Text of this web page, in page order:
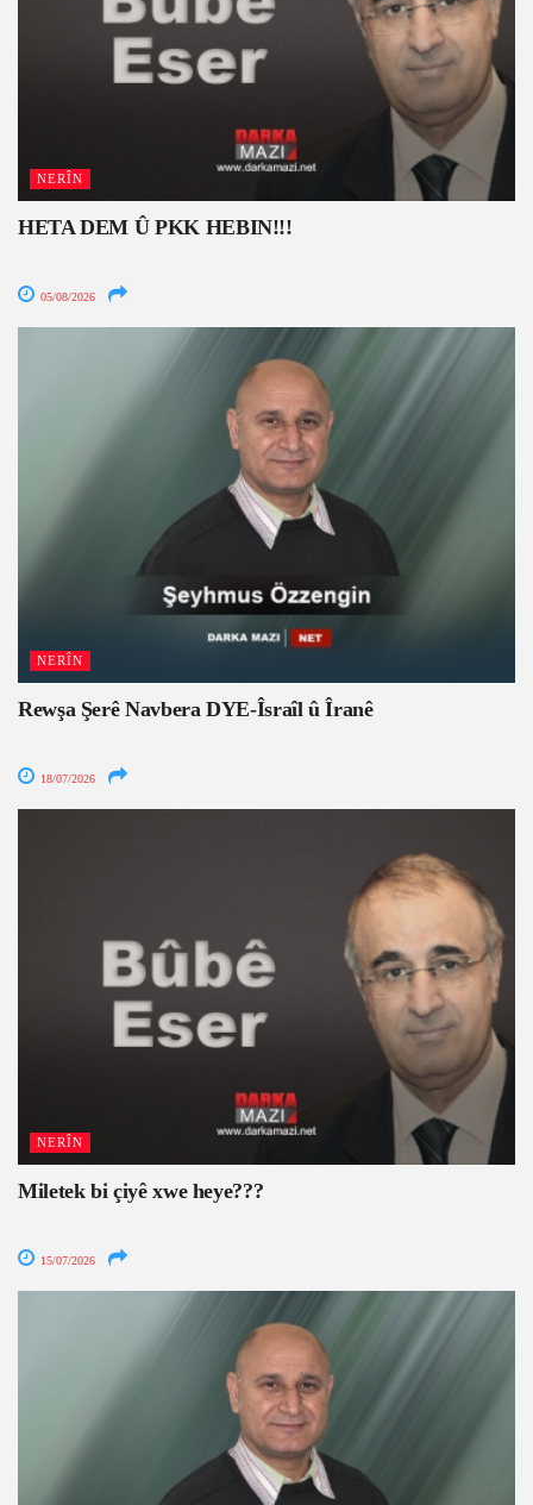
NERÎN
HETA DEM Û PKK HEBIN!!!
05/08/2026
NERÎN
Rewşa Şerê Navbera DYE-Îsraîl û Îranê
18/07/2026
NERÎN
Miletek bi çiyê xwe heye???
15/07/2026